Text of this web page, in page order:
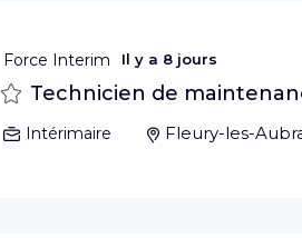
Force Interim Il y a 8 jours
Sauvegarder
Technicien de
Intérimaire Fleury-les-